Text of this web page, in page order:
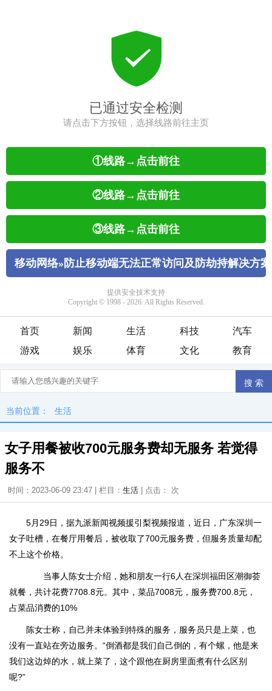
首页 新闻 生活 科技
汽车
游戏
娱乐 体育 文化 教育
当前位置： 生活
女子用餐被收700元服务费却无服务 若觉得
服务不
时间：2023-06-09 23:47 | 栏目： 生活 | 点击： 次
5月29日，据九派新闻视频援引梨视频报道，近日，广东深圳一
女子吐槽，在餐厅用餐后，被收取了700元服务费，但服务质量却配
不上这个价格。
当事人陈女士介绍，她和朋友一行6人在深圳福田区潮御荟
就餐，共计花费7708.8元。其中，菜品7008元，服务费700.8元，
占菜品消费的10%
陈女士称，自己并未体验到特殊的服务，服务员只是上菜，也
没有一直站在旁边服务。“倒酒都是我们自己倒的，有个螺，他是来
我们这边焯的水，就上菜了，这个跟他在厨房里面煮有什么区别
呢?”